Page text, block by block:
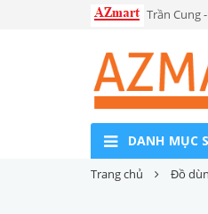
Trần Cung
DANH MỤC
Trang chủ Đồ